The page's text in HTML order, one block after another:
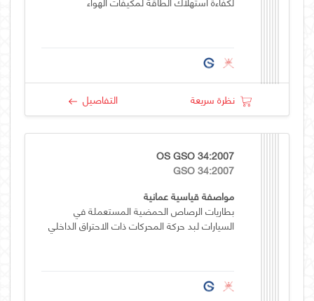
نظرة سريعة التفاصيل
OS GSO 34:2007
GSO 34:2007
مواصفة قياسية عمانية
بطاريات الرصاص الحمضية المستعملة في
السيارات لبد حركة المحركات ذات الاحتراق الداخلي